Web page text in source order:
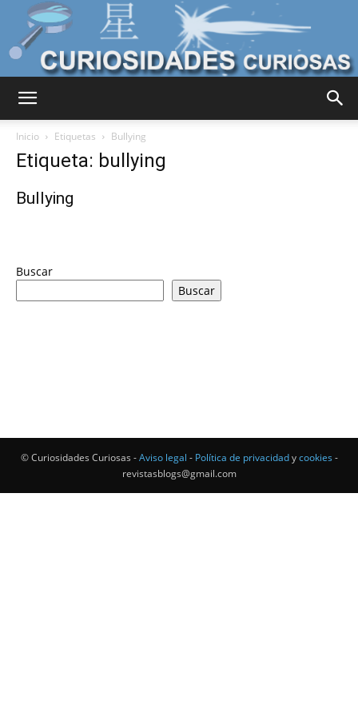
Inicio Etiquetas Bullying
Etiqueta: bullying
Bullying
Buscar
Buscar
© Curiosidades Curiosas -Aviso legal - Política de privacidadycookies -
revistasblogs@gmail.com